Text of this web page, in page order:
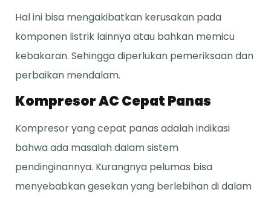
Hal ini bisa mengakibatkan kerusakan pada
komponen listrik lainnya atau bahkan memicu
kebakaran. Sehingga diperlukan pemeriksaan dan
perbaikan mendalam.
Kompresor AC Cepat Panas
Kompresor yang cepat panas adalah indikasi
bahwa ada masalah dalam sistem
pendinginannya. Kurangnya pelumas bisa
menyebabkan gesekan yang berlebihan di dalam